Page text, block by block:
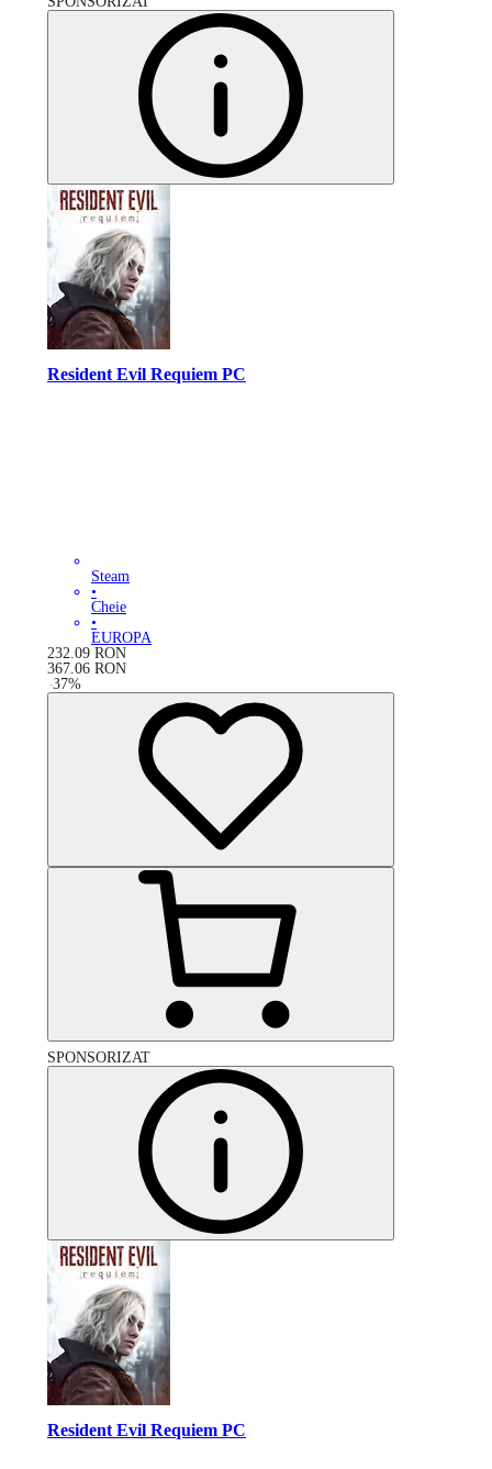
Resident Evil Requiem PC
Steam
•
Cheie
•
EUROPA
232.09 RON
367.06 RON
-37%
SPONSORIZAT
Resident Evil Requiem PC